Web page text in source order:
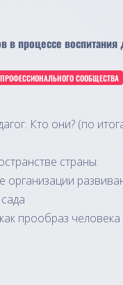
в процессе воспитания
СООБЩЕСТВА
Кто они? (по
страны.
организации
прообраз